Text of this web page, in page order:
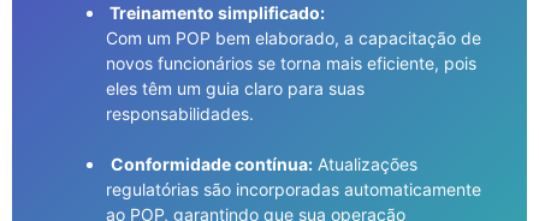
Treinamento simplificado:
Com um POP bem elaborado, a capacitação de
novos funcionários se torna mais eficiente, pois
eles têm um guia claro para suas
responsabilidades.
Conformidade contínua: Atualizações
regulatórias são incorporadas automaticamente
ao POP, garantindo que sua operação